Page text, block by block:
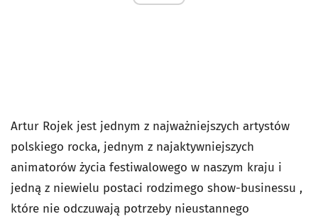
Artur Rojek jest jednym z najważniejszych artystów
polskiego rocka, jednym z najaktywniejszych
animatorów życia festiwalowego w naszym kraju i
jedną z niewielu postaci rodzimego show-businessu ,
które nie odczuwają potrzeby nieustannego